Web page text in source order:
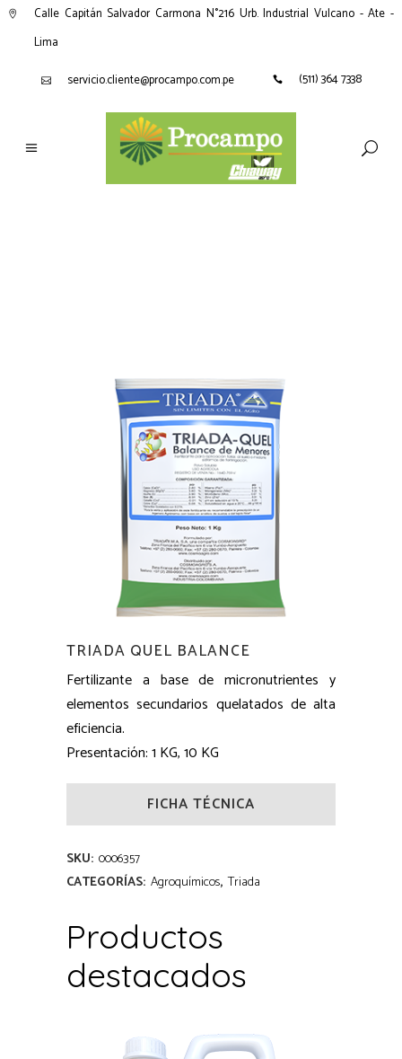
Calle Capitán Salvador Carmona N°216 Urb. Industrial Vulcano - Ate -
Lima
servicio.cliente@procampo.com.pe
(511) 364 7338
TRIADA QUEL BALANCE
Fertilizante a base de micronutrientes y
elementos secundarios quelatados de alta
eficiencia.
Presentación: 1 KG, 10 KG
FICHA TÉCNICA
SKU: 0006357
CATEGORÍAS: Agroquímicos, Triada
Productos
destacados